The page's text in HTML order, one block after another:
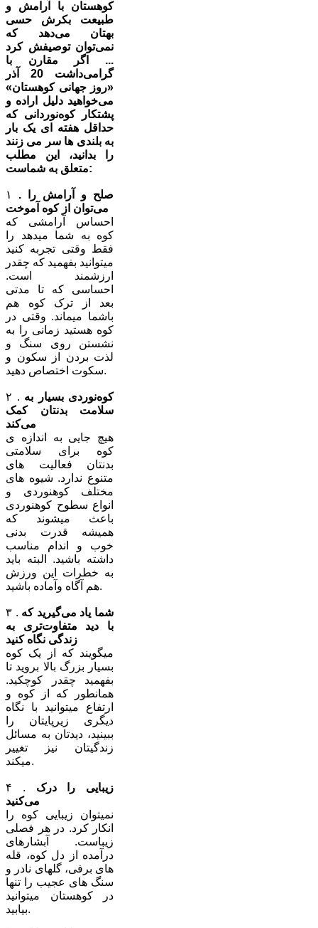
کوهستان با آرامش و
طبیعت بکرش حسی
بهتان می‌دهد که
نمی‌توان توصیفش کرد
... اگر مقارن با
گرامی‌داشت 20 آذر
«روز جهانی کوهستان»
می‌خواهید دلیل اراده و
پشتکار کوه‌نوردانی که
حداقل هفته ای یک بار
به بلندی ها سر می زنند
را بدانید، این مطلب
متعلق به شماست:
۱
. صلح و آرامش را
می‌توان از کوه آموخت
احساس آرامشی که
کوه به شما میدهد را
فقط وقتی تجربه کنید
میتوانید بفهمید که چقدر
ارزشمند است.
احساسی که تا مدتی
بعد از ترک کوه هم
باشما میماند. وقتی در
کوه هستید زمانی را به
نشستن روی سنگ و
لذت بردن از سکون و
سکوت اختصاص دهید.
۲ . کوه‌نوردی بسیار به
سلامت بدنتان کمک
می‌کند
هیچ جایی به اندازه ی
کوه برای سلامتی
بدنتان فعالیت های
متنوع ندارد. شیوه های
مختلف کوهنوردی و
انواع سطوح کوهنوردی
باعث میشوند که
همیشه قدرت بدنی
خوب و اندام مناسب
داشته باشید. البته باید
به خطرات این ورزش
هم آگاه وآماده باشید.
۳ . شما یاد می‌گیرید که
با دید متفاوت‌تری به
زندگی نگاه کنید
میگویند که از یک کوه
بسیار بزرگ بالا بروید تا
بفهمید چقدر کوچکید.
همانطور که از کوه و
ارتفاع میتوانید با نگاه
دیگری زیرپایتان را
ببینید، دیدتان به مسائل
زندگیتان نیز تغییر
میکند.
۴ .
می‌کنید
نمیتوان زیبایی کوه را
انکار کرد. در هر فصلی
زیباست. آبشارهای
درآمده از دل کوه، قله
های برفی، گلهای نادر و
سنگ های عجیب را تنها
در کوهستان میتوانید
بیابید.